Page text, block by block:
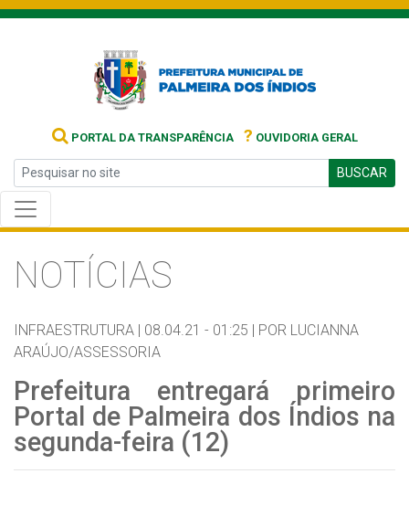
PORTAL DA TRANSPARÊNCIA ? OUVIDORIA GERAL
BUSCAR
NOTÍCIAS
INFRAESTRUTURA | 08.04.21 - 01:25 | POR LUCIANNA
ARAÚJO/ASSESSORIA
Prefeitura entregará primeiro
Portal de Palmeira dos Índios na
segunda-feira (12)